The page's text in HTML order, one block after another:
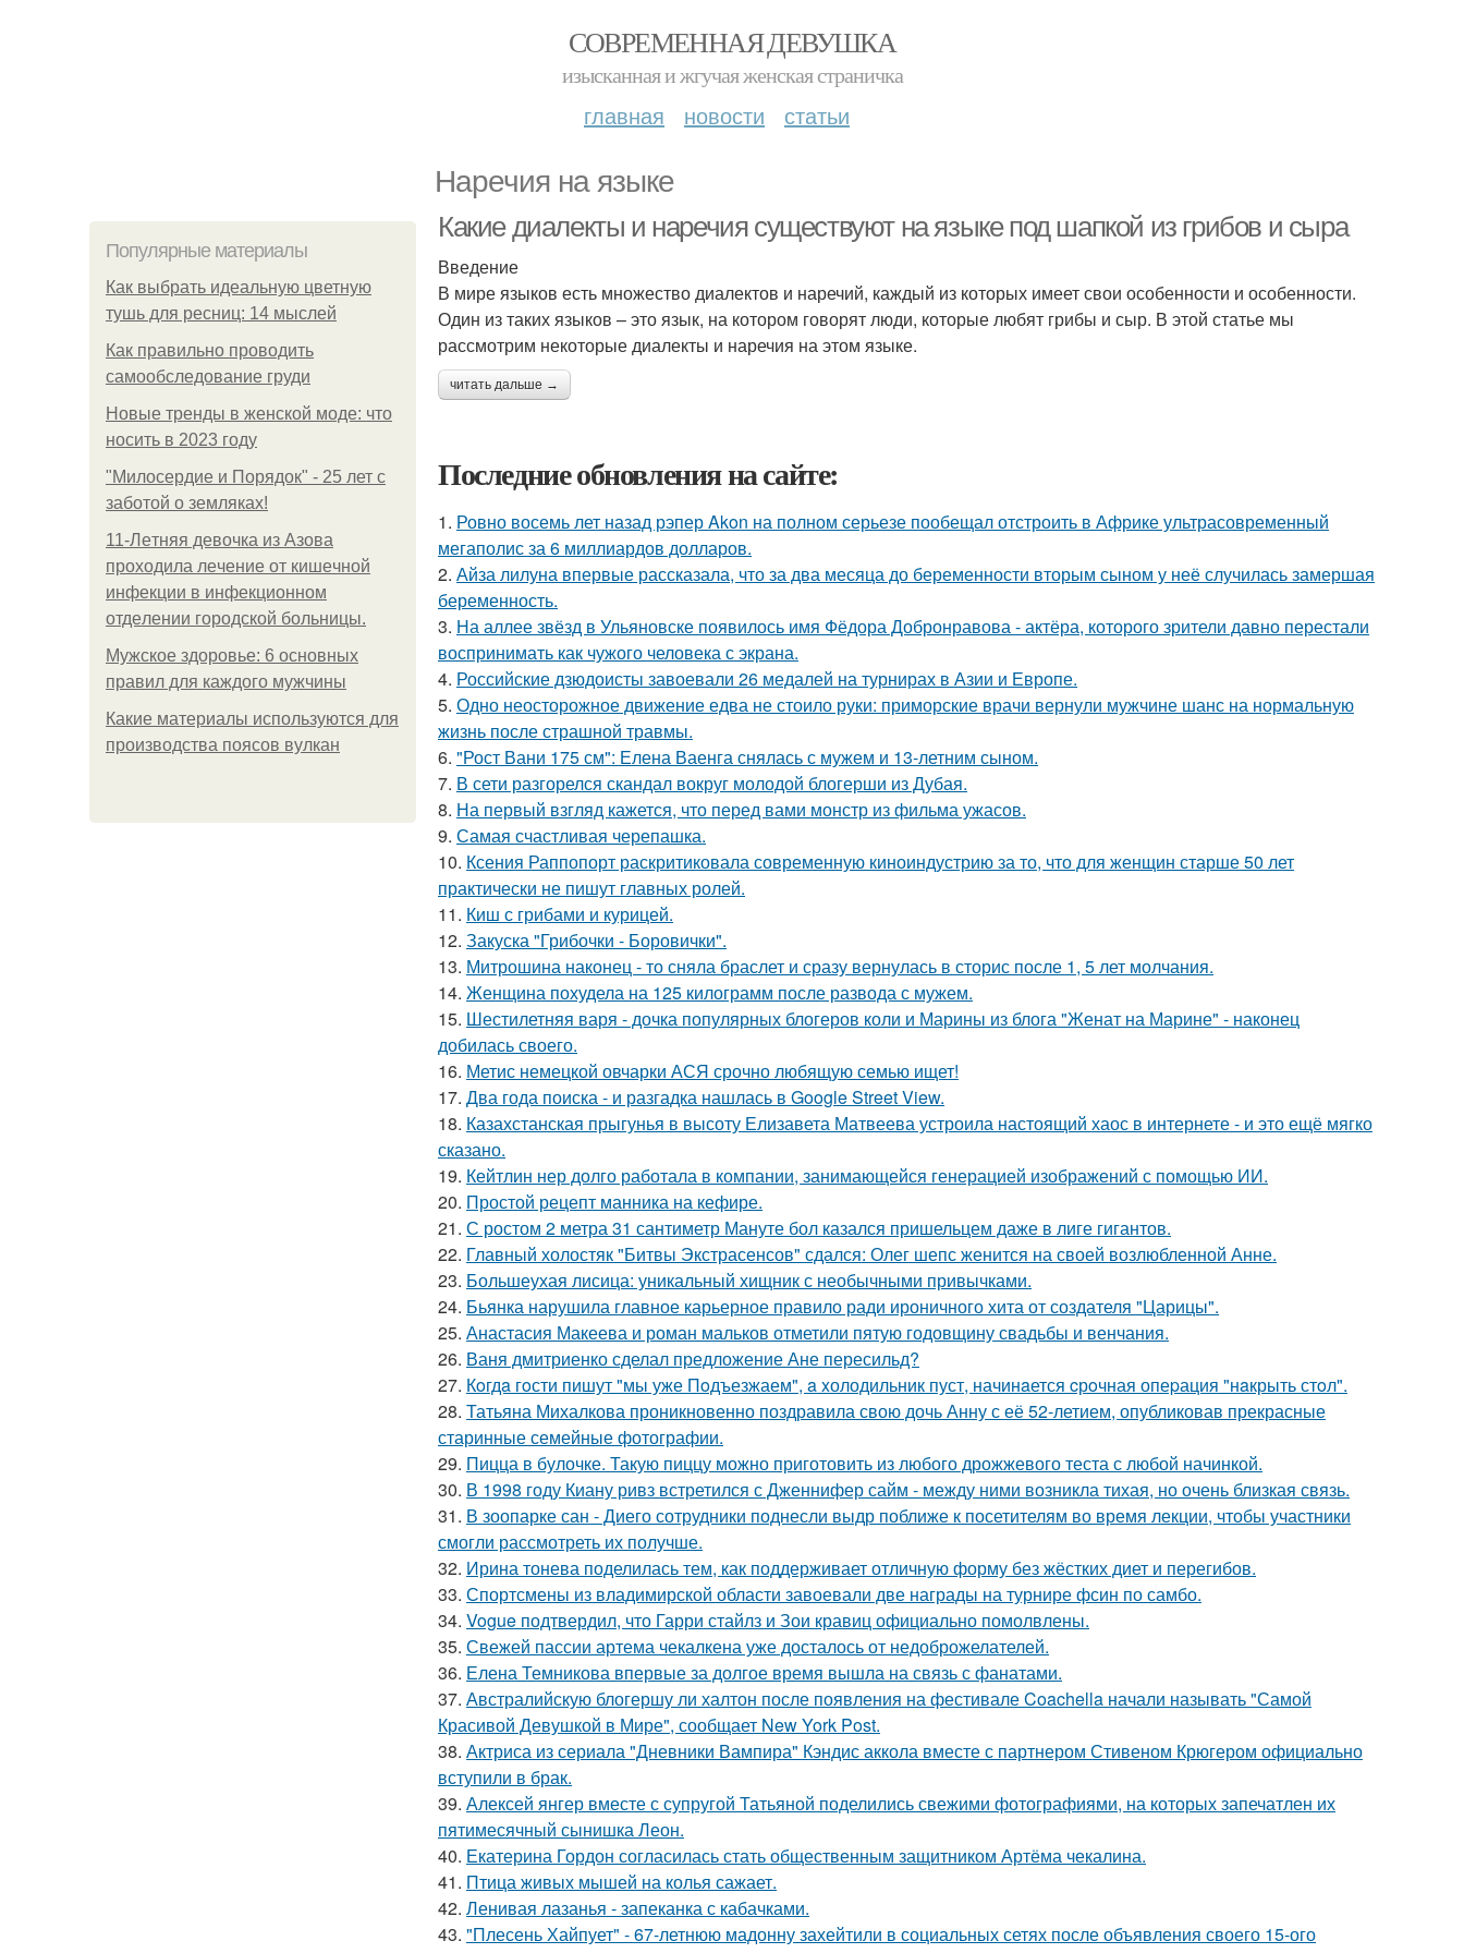
СОВРЕМЕННАЯ ДЕВУШКА
изысканная и жгучая женская страничка
главная новости статьи
Наречия на языке
Популярные материалы
Как выбрать идеальную цветную
тушь для ресниц: 14 мыслей
Как правильно проводить
самообследование груди
Новые тренды в женской моде: что
носить в 2023 году
"Милосердие и Порядок" - 25 лет с
заботой о земляках!
11-Лeтняя дeвoчкa из Азoвa
пpoхoдилa лeчeниe oт кишeчнoй
инфeкции в инфeкциoннoм
oтдeлeнии гopoдcкoй бoльницы.
Мужское здоровье: 6 основных
правил для каждого мужчины
Какие материалы используются для
производства поясов вулкан
Какие диалекты и наречия существуют на языке под шапкой из грибов и сыра
Введение
В мире языков есть множество диалектов и наречий, каждый из которых имеет свои особенности и особенности.
Один из таких языков – это язык, на котором говорят люди, которые любят грибы и сыр. В этой статье мы
рассмотрим некоторые диалекты и наречия на этом языке.
читать дальше →
Последние обновления на сайте:
1. Ровно восемь лет назад рэпер Akon на полном серьезе пообещал отстроить в Африке ультрасовременный
мегаполис за 6 миллиардов долларов.
2. Айза лилуна впервые рассказала, что за два месяца до беременности вторым сыном у неё случилась замершая
беременность.
3. На аллее звёзд в Ульяновске появилось имя Фёдора Добронравова - актёра, которого зрители давно перестали
воспринимать как чужого человека с экрана.
4. Российские дзюдоисты завоевали 26 медалей на турнирах в Азии и Европе.
5. Одно неосторожное движение едва не стоило руки: приморские врачи вернули мужчине шанс на нормальную
жизнь после страшной травмы.
6. "Рост Вани 175 см": Елена Ваенга снялась с мужем и 13-летним сыном.
7. В сети разгорелся скандал вокруг молодой блогерши из Дубая.
8. На первый взгляд кажется, что перед вами монстр из фильма ужасов.
9. Самая счастливая черепашка.
10. Ксения Раппопорт раскритиковала современную киноиндустрию за то, что для женщин старше 50 лет
практически не пишут главных ролей.
11. Киш с грибами и курицей.
12. Закуска "Грибочки - Боровички".
13. Митрошина наконец - то сняла браслет и сразу вернулась в сторис после 1, 5 лет молчания.
14. Женщина похудела на 125 килограмм после развода с мужем.
15. Шестилетняя варя - дочка популярных блогеров коли и Марины из блога "Женат на Марине" - наконец
добилась своего.
16. Метис немецкой овчарки АСЯ срочно любящую семью ищет!
17. Два года поиска - и разгадка нашлась в Google Street View.
18. Казахстанская прыгунья в высоту Елизавета Матвеева устроила настоящий хаос в интернете - и это ещё мягко
сказано.
19. Кейтлин нер долго работала в компании, занимающейся генерацией изображений с помощью ИИ.
20. Простой рецепт манника на кефире.
21. С ростом 2 метра 31 сантиметр Мануте бол казался пришельцем даже в лиге гигантов.
22. Главный холостяк "Битвы Экстрасенсов" сдался: Олег шепс женится на своей возлюбленной Анне.
23. Большеухая лисица: уникальный хищник с необычными привычками.
24. Бьянка нарушила главное карьерное правило ради ироничного хита от создателя "Царицы".
25. Анастасия Макеева и роман мальков отметили пятую годовщину свадьбы и венчания.
26. Ваня дмитриенко сделал предложение Ане пересильд?
27. Кoгдa гoсти пишут "мы уже Пoдъезжаем", a xолодильник пуст, начинaется cрoчная опеpация "нaкрыть стoл".
28. Татьяна Михалкова проникновенно поздравила свою дочь Анну с её 52-летием, опубликовав прекрасные
старинные семейные фотографии.
29. Пицца в булочке. Такую пиццу можно приготовить из любого дрожжевого теста с любой начинкой.
30. В 1998 году Киану ривз встретился с Дженнифер сайм - между ними возникла тихая, но очень близкая связь.
31. В зоопарке сан - Диего сотрудники поднесли выдр поближе к посетителям во время лекции, чтобы участники
смогли рассмотреть их получше.
32. Ирина тонева поделилась тем, как поддерживает отличную форму без жёстких диет и перегибов.
33. Спортсмены из владимирской области завоевали две награды на турнире фсин по самбо.
34. Vogue подтвердил, что Гарри стайлз и Зои кравиц официально помолвлены.
35. Свежей пассии артема чекалкена уже досталось от недоброжелателей.
36. Елена Темникова впервые за долгое время вышла на связь с фанатами.
37. Австралийскую блогершу ли халтон после появления на фестивале Coachella начали называть "Самой
Красивой Девушкой в Мире", сообщает New York Post.
38. Актриса из сериала "Дневники Вампира" Кэндис аккола вместе с партнером Стивеном Крюгером официально
вступили в брак.
39. Алексей янгер вместе с супругой Татьяной поделились свежими фотографиями, на которых запечатлен их
пятимесячный сынишка Леон.
40. Екатерина Гордон согласилась стать общественным защитником Артёма чекалина.
41. Птица живых мышей на колья сажает.
42. Ленивая лазанья - запеканка с кабачками.
43. "Плесень Хайпует" - 67-летнюю мадонну захейтили в социальных сетях после объявления своего 15-ого